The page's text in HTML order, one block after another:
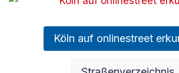
Köln auf onlinestreet